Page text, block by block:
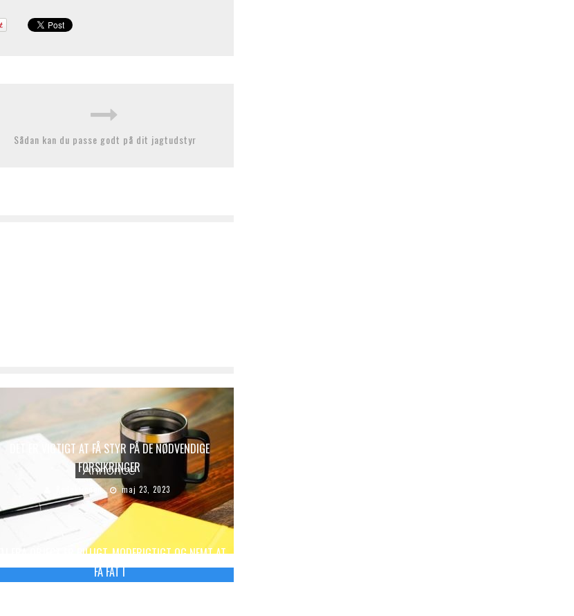
Sådan kan du passe godt på dit jagtudstyr
DET ER VIGTIGT AT FÅ STYR PÅ DE NØDVENDIGE
FORSIKRINGER
Redaktionen maj 23, 2023
TØJ FRA OBJECT ER BILLIGT, MODERIGTIGT OG NEMT AT
FÅ FAT I